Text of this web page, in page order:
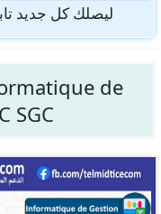
ليصلك كل جديد
de
SGC.